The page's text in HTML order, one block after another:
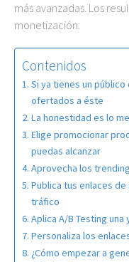
más avanzadas. Los
monetización:
Contenidos
Si ya tienes un
ofertados a éste
La honestidad es lo
Elige promocionar
puedas alcanzar
Aprovecha los
Publica tus enlaces
tráfico
Aplica A/B Testing una
Personaliza los
¿Cómo empezar a